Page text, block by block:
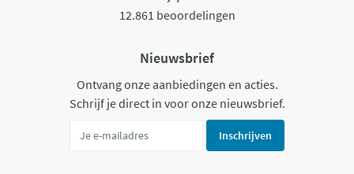
12.861 beoordelingen
Nieuwsbrief
Ontvang onze aanbiedingen en acties.
Schrijf je direct in voor onze nieuwsbrief.
Inschrijven